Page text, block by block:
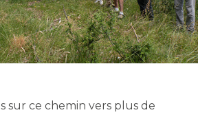
sur ce chemin vers plus de